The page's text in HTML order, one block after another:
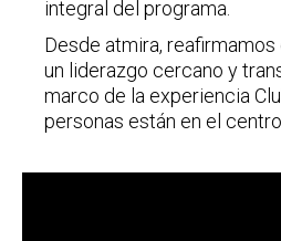
integral del programa.
Desde atmira,
un liderazgo cercano y
marco de la experiencia
personas están en el centro.